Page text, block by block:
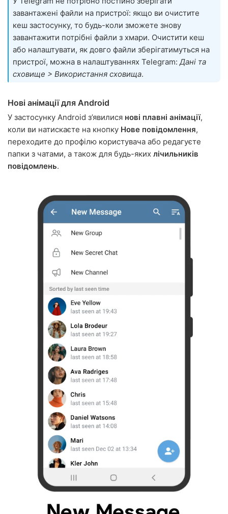
завантажені файли на пристрої: якщо ви очистите
кеш застосунку, то будь-коли зможете знову
завантажити потрібні файли з хмари. Очистити кеш
або налаштувати, як довго файли зберігатимуться на
пристрої, можна в налаштуваннях Telegram:Дані та
сховище > Використання сховища.
Нові анімації для Android
У застосунку Android з’явилися нові плавні анімації,
коли ви натискаєте на кнопку Нове повідомлення,
переходите до профілю користувача або редагуєте
папки з чатами, а також для будь-яких лічильників
повідомлень.